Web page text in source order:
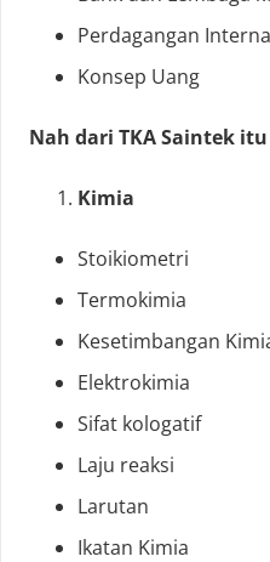
Perdagangan
Konsep Uang
Nah dari TKA Saintek
Kimia
Stoikiometri
Termokimia
Kesetimbangan
Elektrokimia
Sifat kologatif
Laju reaksi
Larutan
Ikatan Kimia